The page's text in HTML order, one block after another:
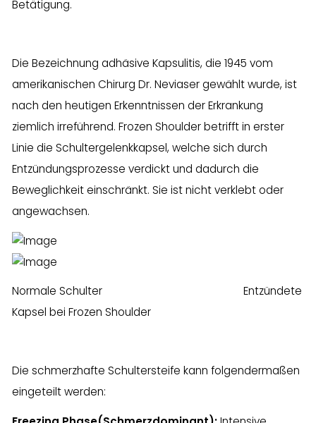
Betätigung.
Die Bezeichnung adhäsive Kapsulitis, die 1945 vom
amerikanischen Chirurg Dr. Neviaser gewählt wurde, ist
nach den heutigen Erkenntnissen der Erkrankung
ziemlich irreführend. Frozen Shoulder betrifft in erster
Linie die Schultergelenkkapsel, welche sich durch
Entzündungsprozesse verdickt und dadurch die
Beweglichkeit einschränkt. Sie ist nicht verklebt oder
angewachsen.
Normale Schulter Entzündete
Kapsel bei Frozen Shoulder
Die schmerzhafte Schultersteife kann folgendermaßen
eingeteilt werden: